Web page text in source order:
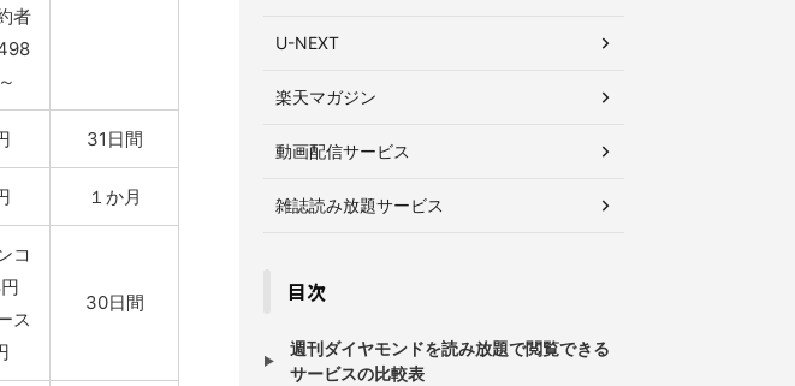
者
31日間
１か月
コ
円
ス
30日間
U-NEXT
楽天マガジン
動画配信サービス
雑誌読み放題サービス
目次
週刊ダイヤモンドを読み放題で閲覧できる
サービスの比較表